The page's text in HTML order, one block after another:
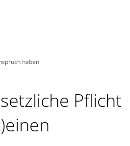
haben
Pflicht